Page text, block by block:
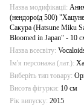
Назва модифікації
(нендороїд 500)
Сакура (Hatsune Miku
Bloomed in Japan" - 10
Назва всесвіту
Ім'я персонажа (лат.)
Виберіть тип товару
Висота фігурки 10 см
Рік випуску 2015